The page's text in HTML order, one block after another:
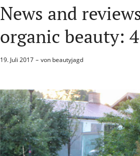
News and
organic beauty:
19. Juli 2017 von beautyjagd